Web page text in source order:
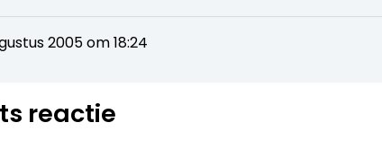
2005 om 18:24
reactie